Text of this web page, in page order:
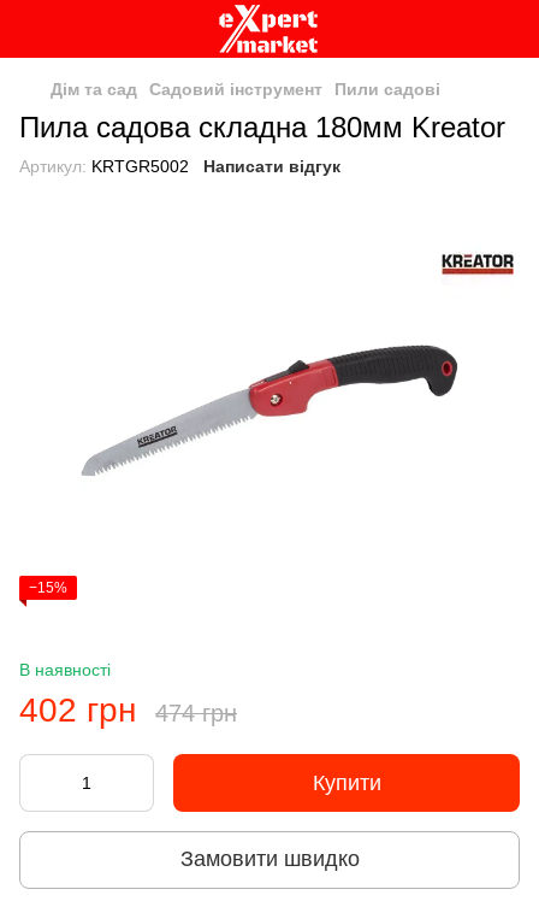
Дім та сад Садовий інструмент Пили садові
Пила садова складна 180мм Kreator
Артикул: KRTGR5002 Написати відгук
−15%
В наявності
402 грн 474 грн
Купити
Замовити швидко